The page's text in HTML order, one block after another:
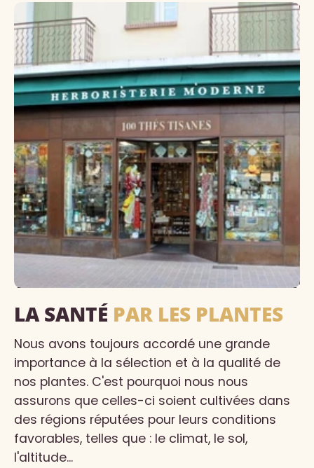
LA SANTÉ PAR LES PLANTES
Nous avons toujours accordé une grande
importance à la sélection et à la qualité de
nos plantes. C'est pourquoi nous nous
assurons que celles-ci soient cultivées dans
des régions réputées pour leurs conditions
favorables, telles que : le climat, le sol,
l'altitude...